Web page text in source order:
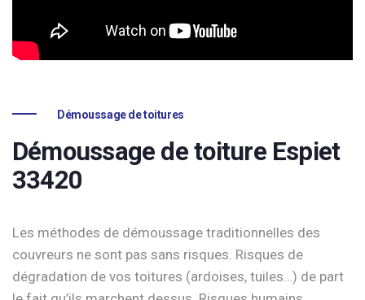
Démoussage de toitures
Démoussage de toiture Espiet
33420
Les méthodes de démoussage traditionnelles des
couvreurs ne sont pas sans risques. Risques de
dégradation de vos toitures (ardoises, tuiles…) de part